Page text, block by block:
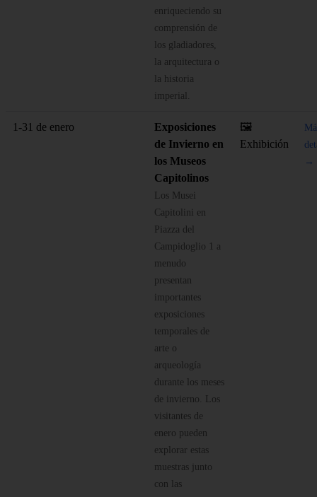
enriqueciendo su
comprensión de
los gladiadores,
la arquitectura o
la historia
imperial.
1-31 de enero
Exposiciones
de Invierno en
los Museos
Capitolinos
Los Musei
Capitolini en
Piazza del
Campidoglio 1 a
menudo
presentan
importantes
exposiciones
temporales de
arte o
arqueología
durante los meses
de invierno. Los
visitantes de
enero pueden
explorar estas
muestras junto
con las
🖼️
Exhibición
→